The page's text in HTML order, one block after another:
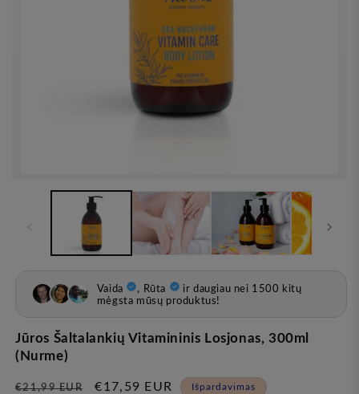
Jūros Šaltalankių Vitamininis Losjonas, 300ml
(Nurme)
Įprasta
€21,99 EUR
Pardavimo
€17,59 EUR Išpardavimas